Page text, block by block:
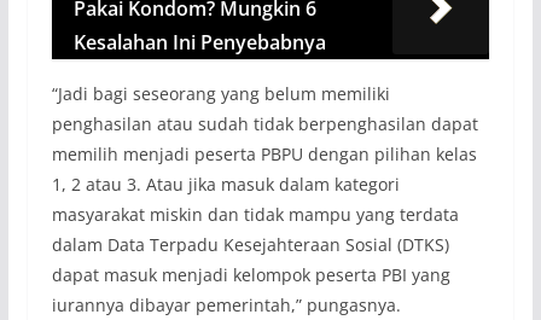
Pakai Kondom? Mungkin 6
Kesalahan Ini Penyebabnya
“Jadi bagi seseorang yang belum memiliki
penghasilan atau sudah tidak berpenghasilan dapat
memilih menjadi peserta PBPU dengan pilihan kelas
1, 2 atau 3. Atau jika masuk dalam kategori
masyarakat miskin dan tidak mampu yang terdata
dalam Data Terpadu Kesejahteraan Sosial (DTKS)
dapat masuk menjadi kelompok peserta PBI yang
iurannya dibayar pemerintah,” pungasnya.